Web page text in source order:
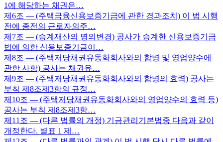
1에 해당하는 채권은…
제6조 — (주택금융신용보증기금에 관한 경과조치) 이 법 시행
전에 종전의 근로자의주…
제7조 — (승계재산의 명의변경) 공사가 승계한 신용보증기금
법에 의한 신용보증기금이…
제8조 — (주택저당채권유동화회사와의 합병 및 영업양수에
관한 사항) 공사는 채권유…
제9조 — (주택저당채권유동화회사와의 합병의 효력) 공사는
부칙 제8조제3항의 규정…
제10조 — (주택저당채권유동화회사와의 영업양수의 효력 등)
공사는 부칙 제8조제3항…
제11조 — (다른 법률의 개정) 기금관리기본법중 다음과 같이
개정한다. 별표 1 제…